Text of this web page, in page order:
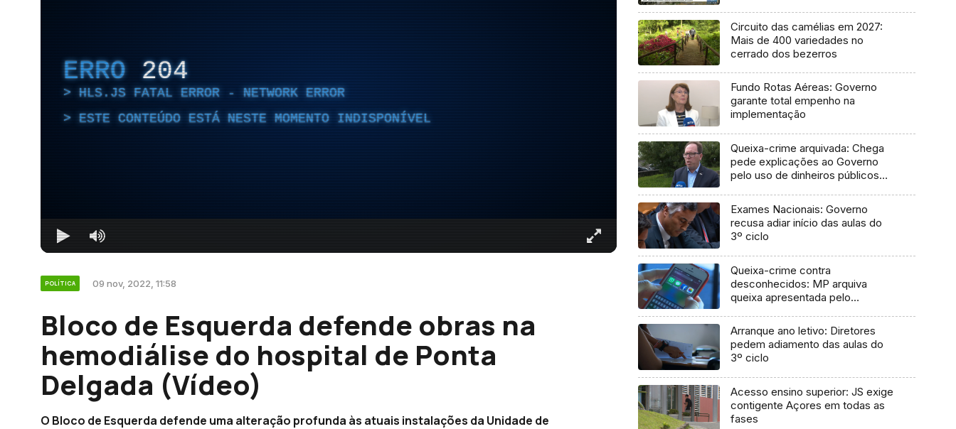
ERRO 204
HLS.JS FATAL ERROR - NETWORK ERROR
ESTE CONTEÚDO ESTÁ NESTE MOMENTO INDISPONÍVEL
POLÍTICA 09 nov, 2022, 11:58
Bloco de Esquerda defende obras na
hemodiálise do hospital de Ponta
Delgada (Vídeo)
O Bloco de Esquerda defende uma alteração profunda às atuais instalações da Unidade de
Circuito das camélias em 2027:
Mais de 400 variedades no
cerrado dos bezerros
Fundo Rotas Aéreas: Governo
garante total empenho na
implementação
Queixa-crime arquivada: Chega
pede explicações ao Governo
pelo uso de dinheiros públicos
Exames Nacionais: Governo
recusa adiar início das aulas do
3º ciclo
Queixa-crime contra
desconhecidos: MP arquiva
queixa apresentada pelo
Arranque ano letivo: Diretores
pedem adiamento das aulas do
3º ciclo
Acesso ensino superior: JS exige
contigente Açores em todas as
fases